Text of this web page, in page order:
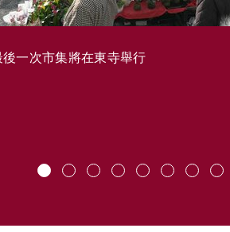
後一次市集將在東寺舉行